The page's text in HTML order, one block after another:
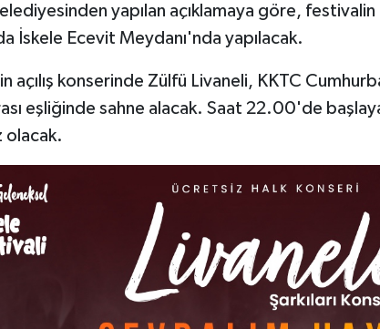
yapılan açıklamaya göre, festivalin
İskele Ecevit Meydanı'nda yapılacak.
açılış konserinde Zülfü Livaneli, KKTC
eşliğinde sahne alacak. Saat 22.00'de
olacak.